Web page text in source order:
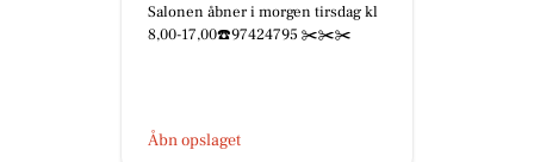
Salonen åbner i morgen tirsdag kl
8,00-17,00☎️97424795 ✂️✂️✂️
Åbn opslaget